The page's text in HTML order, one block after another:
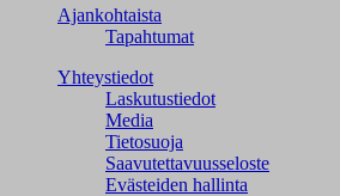
Ajankohtaista
Tapahtumat
Yhteystiedot
Laskutustiedot
Media
Tietosuoja
Saavutettavuusseloste
Evästeiden hallinta